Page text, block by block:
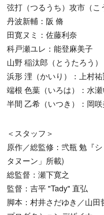
弦打（つるうち）攻市（
丹波新輔：阪 脩
田寛ヌミ：佐藤利奈
科戸瀬ユレ：能登麻美子
山野 稲汰郎（とうたろう
浜形 浬（かいり）：上村
端根 色葉（いろは）：水瀬
半間 乙希（いつき）：岡
＜スタッフ＞
原作／総監修：弐瓶 勉『
タヌーン」所載)
総監督：瀬下寛之
監督：吉平 "Tady" 直弘
脚本：村井さだゆき／山田